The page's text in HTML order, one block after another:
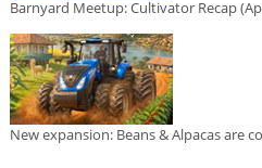
Barnyard Meetup: Cultivator Recap
New expansion: Beans & Alpacas are